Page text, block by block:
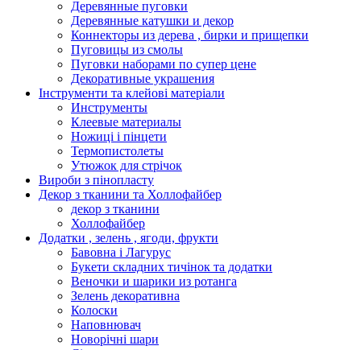
Деревянные пуговки
Деревянные катушки и декор
Коннекторы из дерева , бирки и прищепки
Пуговицы из смолы
Пуговки наборами по супер цене
Декоративные украшения
Інструменти та клейові матеріали
Инструменты
Клеевые материалы
Ножиці і пінцети
Термопистолеты
Утюжок для стрічок
Вироби з пінопласту
Декор з тканини та Холлофайбер
декор з тканини
Холлофайбер
Додатки , зелень , ягоди, фрукти
Бавовна і Лагурус
Букети складних тичінок та додатки
Веночки и шарики из ротанга
Зелень декоративна
Колоски
Наповнювач
Новорічні шари